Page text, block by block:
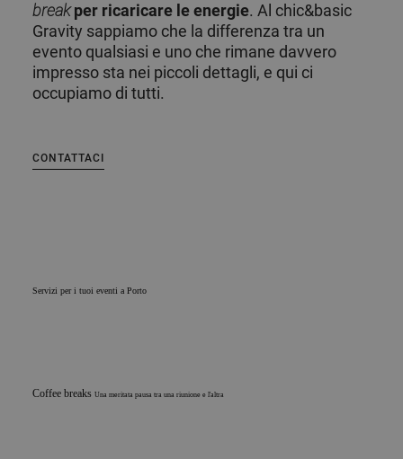
break per ricaricare le energie. Al chic&basic
Gravity sappiamo che la differenza tra un
evento qualsiasi e uno che rimane davvero
impresso sta nei piccoli dettagli, e qui ci
occupiamo di tutti.
CONTATTACI
Servizi per i tuoi eventi a Porto
Coffee breaks Una meritata pausa tra una riunione e l'altra